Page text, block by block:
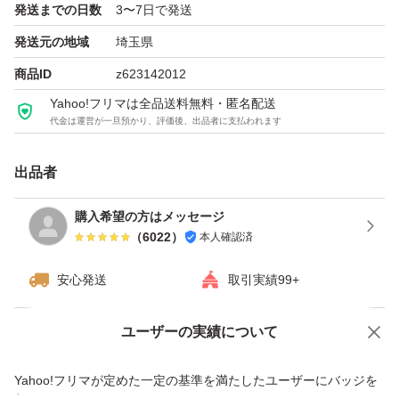
発送までの日数 3〜7日で発送
発送元の地域 埼玉県
商品ID z623142012
Yahoo!フリマは全品送料無料・匿名配送
代金は運営が一旦預かり、評価後、出品者に支払われます
出品者
購入希望の方はメッセージ
（6022） 本人確認済
安心発送 取引実績99+
ユーザーの実績について
Yahoo!フリマが定めた一定の基準を満たしたユーザーにバッジを
価格の相談 商品への質問